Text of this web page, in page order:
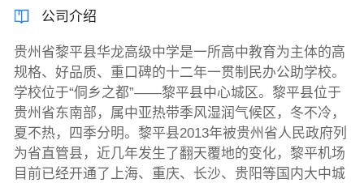
公司介绍
贵州省黎平县华龙高级中学是一所高中教育为主体的高
规格、好品质、重口碑的十二年一贯制民办公助学校。
学校位于“侗乡之都”——黎平县中心城区。黎平县位于
贵州省东南部，属中亚热带季风湿润气候区，冬不冷，
夏不热，四季分明。黎平县2013年被贵州省人民政府列
为省直管县，近几年发生了翻天覆地的变化，黎平机场
目前已经开通了上海、重庆、长沙、贵阳等国内大中城